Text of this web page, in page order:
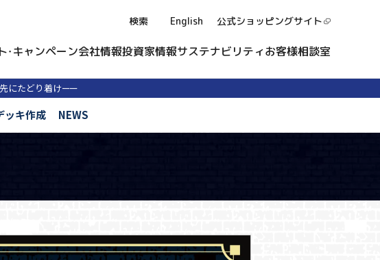
検索 English 公式ショッピングサイト
・キャンペーン会社情報投資家情報サステナビリティお客様相談室
にたどり着けーー
ッキ作成 NEWS